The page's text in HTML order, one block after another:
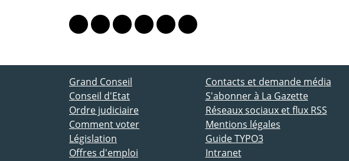
Lien vers le profil Mastodon
Lien vers le profil Bluesky
Lien vers le profil Instagram
Lien vers le profil Linkedin
Lien vers le profil Facebook
Lien vers le profil Twitter
ACCÈS DIRECT
Grand Conseil
Conseil d'Etat
Ordre judiciaire
Comment voter
Législation
Offres d'emploi
Contacts et demande média
S'abonner à La Gazette
Réseaux sociaux et flux RSS
Mentions légales
Guide TYPO3
Intranet